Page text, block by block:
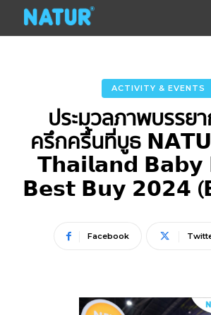
ACTIVITY & EVENTS
ประมวลภาพบรรย
ครึกครื้นที่บูธ
𝗧𝗵𝗮𝗶𝗹𝗮𝗻𝗱 𝗕𝗮𝗯𝘆
𝗕𝗲𝘀𝘁 𝗕𝘂𝘆 𝟮𝟬𝟮𝟰
Facebook